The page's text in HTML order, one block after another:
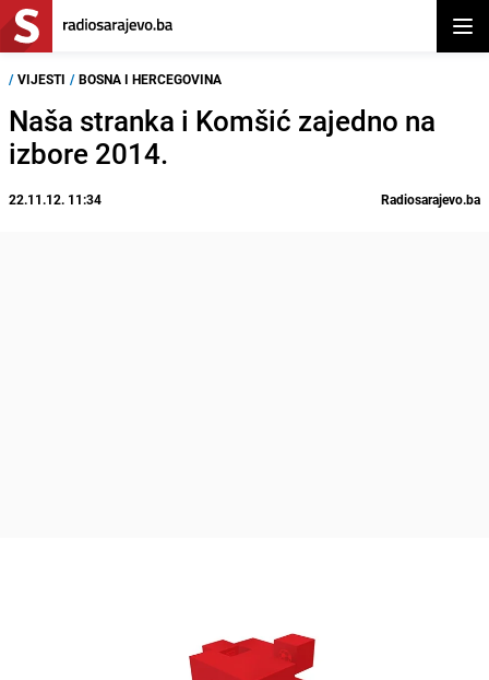
/ VIJESTI / BOSNA I HERCEGOVINA
Naša stranka i Komšić zajedno na
izbore 2014.
22.11.12. 11:34 Radiosarajevo.ba